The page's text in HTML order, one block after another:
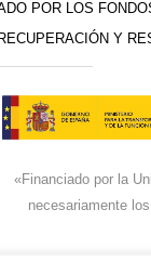
POR LOS
Y
«Financiado por la
necesariamente